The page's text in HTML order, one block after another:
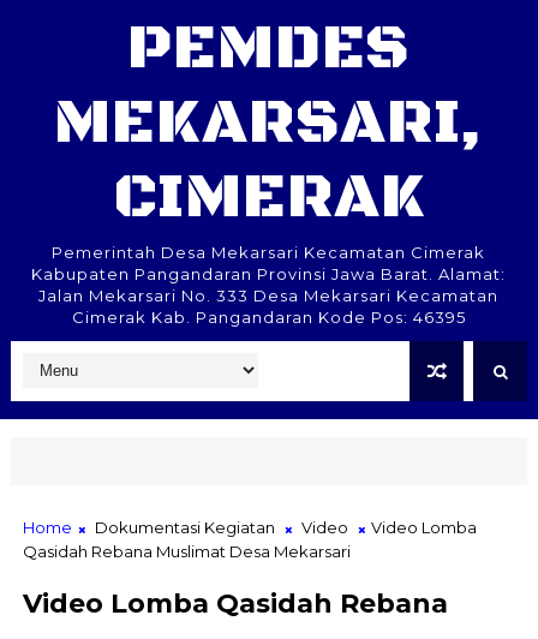
PEMDES
MEKARSARI,
CIMERAK
Pemerintah Desa Mekarsari Kecamatan Cimerak
Kabupaten Pangandaran Provinsi Jawa Barat. Alamat:
Jalan Mekarsari No. 333 Desa Mekarsari Kecamatan
Cimerak Kab. Pangandaran Kode Pos: 46395
Home Dokumentasi Kegiatan Video
Video Lomba
Qasidah Rebana Muslimat Desa Mekarsari
Video Lomba Qasidah Rebana